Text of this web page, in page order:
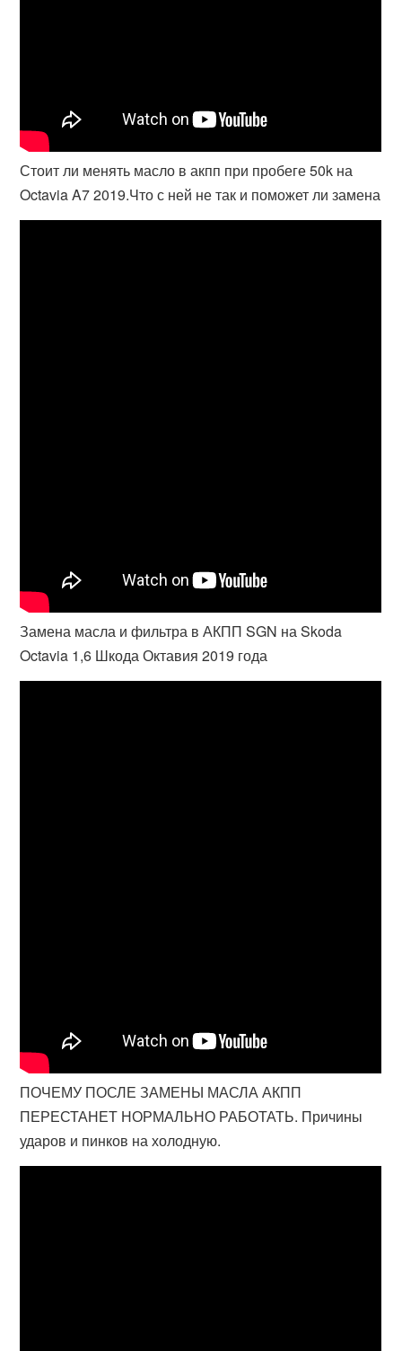
Стоит ли менять масло в акпп при пробеге 50k на
Octavia A7 2019.Что с ней не так и поможет ли замена
Замена масла и фильтра в АКПП SGN на Skoda
Octavia 1,6 Шкода Октавия 2019 года
ПОЧЕМУ ПОСЛЕ ЗАМЕНЫ МАСЛА АКПП
ПЕРЕСТАНЕТ НОРМАЛЬНО РАБОТАТЬ. Причины
ударов и пинков на холодную.